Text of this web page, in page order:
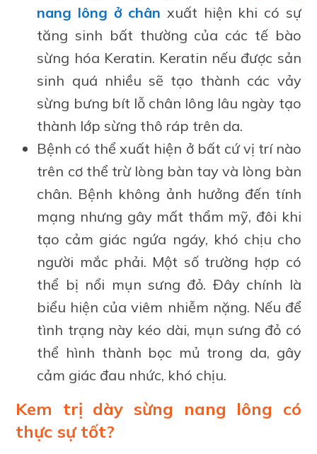
nang lông ở chân xuất hiện khi có sự
tăng sinh bất thường của các tế bào
sừng hóa Keratin. Keratin nếu được sản
sinh quá nhiều sẽ tạo thành các vảy
sừng bưng bít lỗ chân lông lâu ngày tạo
thành lớp sừng thô ráp trên da.
Bệnh có thể xuất hiện ở bất cứ vị trí nào
trên cơ thể trừ lòng bàn tay và lòng bàn
chân. Bệnh không ảnh hưởng đến tính
mạng nhưng gây mất thẩm mỹ, đôi khi
tạo cảm giác ngứa ngáy, khó chịu cho
người mắc phải. Một số trường hợp có
thể bị nổi mụn sưng đỏ. Đây chính là
biểu hiện của viêm nhiễm nặng. Nếu để
tình trạng này kéo dài, mụn sưng đỏ có
thể hình thành bọc mủ trong da, gây
cảm giác đau nhức, khó chịu.
Kem trị dày sừng nang lông có
thực sự tốt?